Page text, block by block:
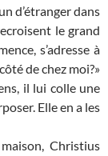
d’étranger dans
le grand
s’adresse à
de chez moi?»
il lui colle une
Elle en a les
Christius